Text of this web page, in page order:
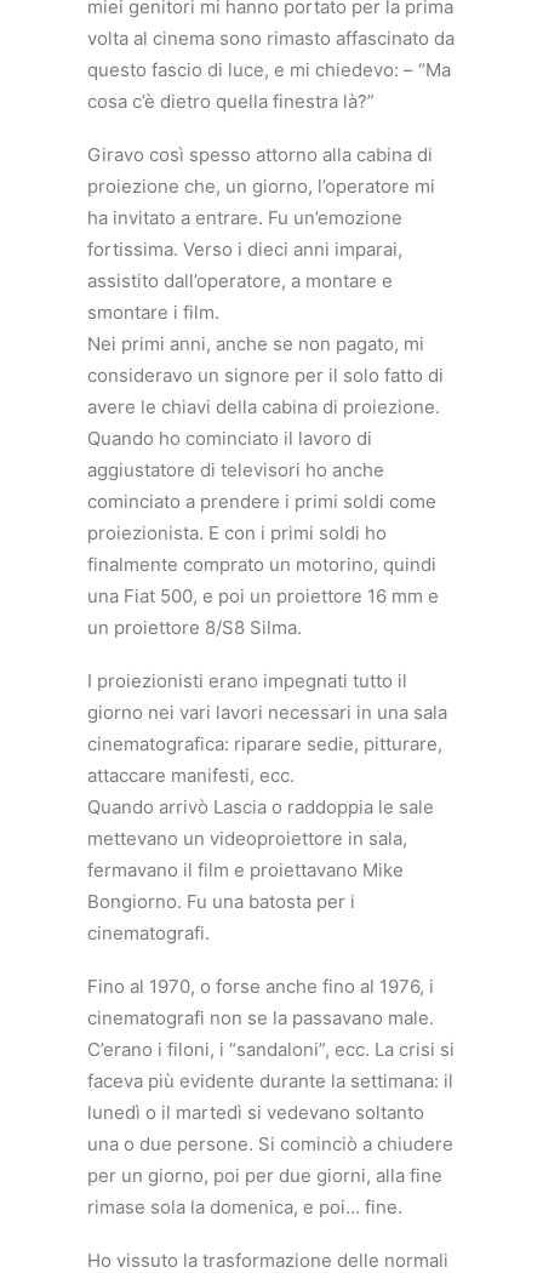
miei genitori mi hanno portato per la prima
volta al cinema sono rimasto affascinato da
questo fascio di luce, e mi chiedevo: – “Ma
cosa c’è dietro quella finestra là?”
Giravo così spesso attorno alla cabina di
proiezione che, un giorno, l’operatore mi
ha invitato a entrare. Fu un’emozione
fortissima. Verso i dieci anni imparai,
assistito dall’operatore, a montare e
smontare i film.
Nei primi anni, anche se non pagato, mi
consideravo un signore per il solo fatto di
avere le chiavi della cabina di proiezione.
Quando ho cominciato il lavoro di
aggiustatore di televisori ho anche
cominciato a prendere i primi soldi come
proiezionista. E con i primi soldi ho
finalmente comprato un motorino, quindi
una Fiat 500, e poi un proiettore 16 mm e
un proiettore 8/S8 Silma.
I proiezionisti erano impegnati tutto il
giorno nei vari lavori necessari in una sala
cinematografica: riparare sedie, pitturare,
attaccare manifesti, ecc.
Quando arrivò Lascia o raddoppia le sale
mettevano un videoproiettore in sala,
fermavano il film e proiettavano Mike
Bongiorno. Fu una batosta per i
cinematografi.
Fino al 1970, o forse anche fino al 1976, i
cinematografi non se la passavano male.
C’erano i filoni, i “sandaloni”, ecc. La crisi si
faceva più evidente durante la settimana: il
lunedì o il martedì si vedevano soltanto
una o due persone. Si cominciò a chiudere
per un giorno, poi per due giorni, alla fine
rimase sola la domenica, e poi… fine.
Ho vissuto la trasformazione delle normali